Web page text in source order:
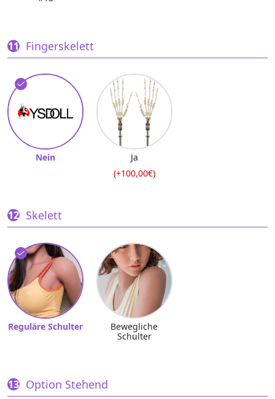
Fingerskelett
Nein
Ja
(+100,00€)
Skelett
Reguläre Schulter
Bewegliche
Schulter
Option Stehend